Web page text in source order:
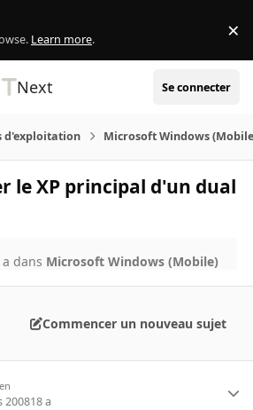
Learn more. ×
Next Se connecter
d'exploitation Microsoft Windows
le XP principal d'un dual
dans Microsoft Windows (Mobile)
Commencer un nouveau sujet
200818 a